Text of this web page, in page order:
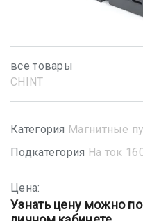
все товары
CHINT
Категория Магнитные
Подкатегория На ток
Цена:
Узнать цену можно